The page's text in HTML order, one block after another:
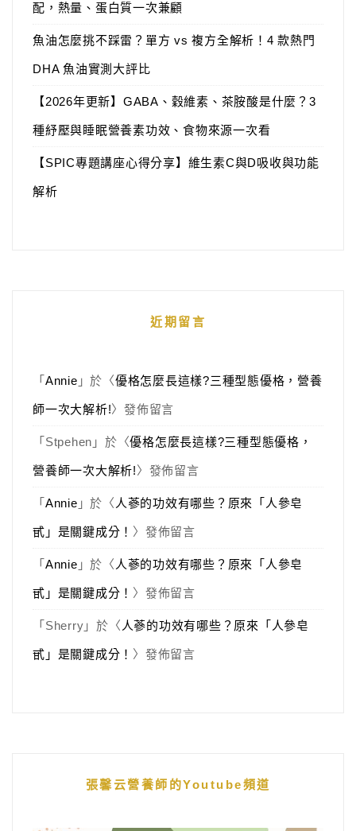
配，熱量、蛋白質一次兼顧
魚油怎麼挑不踩雷？單方 vs 複方全解析！4 款熱門
DHA 魚油實測大評比
【2026年更新】GABA、穀維素、茶胺酸是什麼？3
種紓壓與睡眠營養素功效、食物來源一次看
【SPIC專題講座心得分享】維生素C與D吸收與功能
解析
近期留言
「 Annie 」於〈優格怎麼長這樣?三種型態優格，營養
師一次大解析!〉發佈留言
「 Stpehen 」於〈優格怎麼長這樣?三種型態優格，
營養師一次大解析!〉發佈留言
「 Annie 」於〈 人蔘的功效有哪些？原來「人參皂
甙」是關鍵成分！ 〉發佈留言
「 Annie 」於〈 人蔘的功效有哪些？原來「人參皂
甙」是關鍵成分！ 〉發佈留言
「 Sherry 」於〈 人蔘的功效有哪些？原來「人參皂
甙」是關鍵成分！ 〉發佈留言
張馨云營養師的Youtube頻道